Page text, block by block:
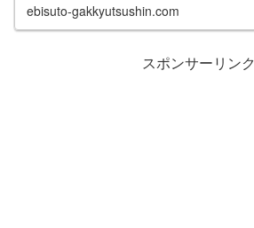
ebisuto-gakkyutsushin.com
スポンサーリンク